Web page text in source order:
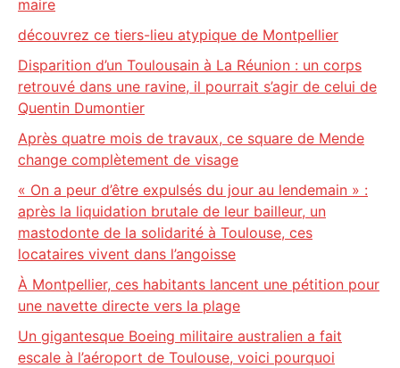
maire
découvrez ce tiers-lieu atypique de Montpellier
Disparition d’un Toulousain à La Réunion : un corps
retrouvé dans une ravine, il pourrait s’agir de celui de
Quentin Dumontier
Après quatre mois de travaux, ce square de Mende
change complètement de visage
« On a peur d’être expulsés du jour au lendemain » :
après la liquidation brutale de leur bailleur, un
mastodonte de la solidarité à Toulouse, ces
locataires vivent dans l’angoisse
À Montpellier, ces habitants lancent une pétition pour
une navette directe vers la plage
Un gigantesque Boeing militaire australien a fait
escale à l’aéroport de Toulouse, voici pourquoi